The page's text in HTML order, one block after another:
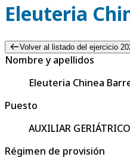
Eleuteria
Volver al listado del ejercicio
Nombre y apellidos
Eleuteria Chinea
Puesto
AUXILIAR GERIÁTRICO
Régimen de provisión